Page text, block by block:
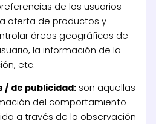
de los usuarios
oferta de productos y
áreas geográficas de
la información de la
etc.
/ de publicidad: son aquellas
del comportamiento
a través de la observación